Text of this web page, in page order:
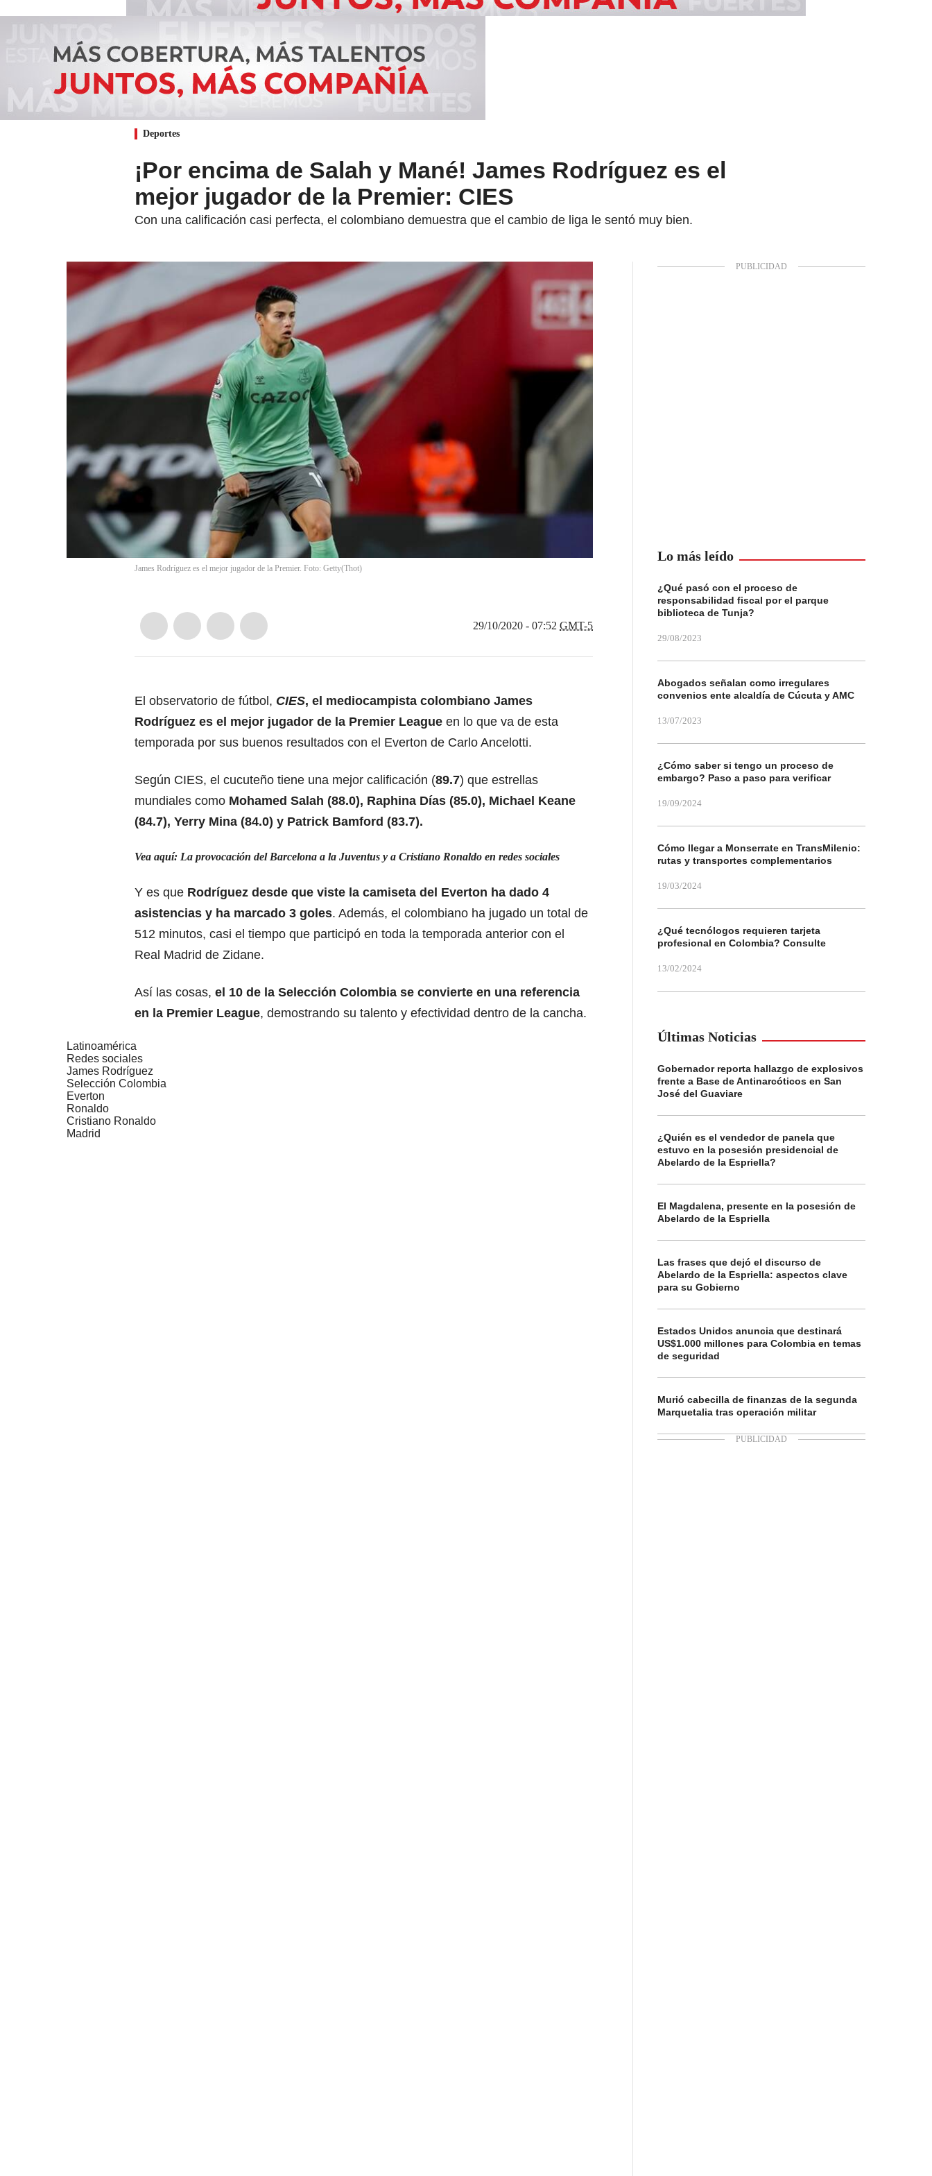
Deportes
¡Por encima de Salah y Mané! James Rodríguez es el
mejor jugador de la Premier: CIES
Con una calificación casi perfecta, el colombiano demuestra que el cambio de liga le sentó muy bien.
James Rodríguez es el mejor jugador de la Premier. Foto: Getty(Thot)
29/10/2020 - 07:52 GMT-5
El observatorio de fútbol, CIES, el mediocampista colombiano James
Rodríguez es el mejor jugador de la Premier League en lo que va de esta
temporada por sus buenos resultados con el Everton de Carlo Ancelotti.
Según CIES, el cucuteño tiene una mejor calificación (89.7) que estrellas
mundiales como Mohamed Salah (88.0), Raphina Días (85.0), Michael Keane
(84.7), Yerry Mina (84.0) y Patrick Bamford (83.7).
Vea aquí: La provocación del Barcelona a la Juventus y a Cristiano Ronaldo en redes sociales
Y es que Rodríguez desde que viste la camiseta del Everton ha dado 4
asistencias y ha marcado 3 goles. Además, el colombiano ha jugado un total de
512 minutos, casi el tiempo que participó en toda la temporada anterior con el
Real Madrid de Zidane.
Así las cosas, el 10 de la Selección Colombia se convierte en una referencia
en la Premier League, demostrando su talento y efectividad dentro de la cancha.
Latinoamérica
Redes sociales
James Rodríguez
Selección Colombia
Everton
Ronaldo
Cristiano Ronaldo
Madrid
Lo más leído
¿Qué pasó con el proceso de
responsabilidad fiscal por el parque
biblioteca de Tunja?
29/08/2023
Abogados señalan como irregulares
convenios ente alcaldía de Cúcuta y AMC
13/07/2023
¿Cómo saber si tengo un proceso de
embargo? Paso a paso para verificar
19/09/2024
Cómo llegar a Monserrate en TransMilenio:
rutas y transportes complementarios
19/03/2024
¿Qué tecnólogos requieren tarjeta
profesional en Colombia? Consulte
13/02/2024
Últimas Noticias
Gobernador reporta hallazgo de explosivos
frente a Base de Antinarcóticos en San
José del Guaviare
¿Quién es el vendedor de panela que
estuvo en la posesión presidencial de
Abelardo de la Espriella?
El Magdalena, presente en la posesión de
Abelardo de la Espriella
Las frases que dejó el discurso de
Abelardo de la Espriella: aspectos clave
para su Gobierno
Estados Unidos anuncia que destinará
US$1.000 millones para Colombia en temas
de seguridad
Murió cabecilla de finanzas de la segunda
Marquetalia tras operación militar